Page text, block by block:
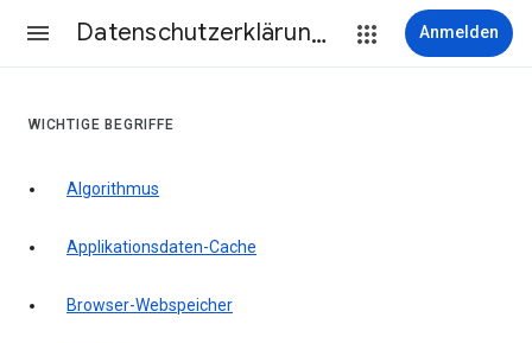
Datenschutzerklärung & Nutzungsbedingungen Anmelden
WICHTIGE BEGRIFFE
Algorithmus
Applikationsdaten-Cache
Browser-Webspeicher